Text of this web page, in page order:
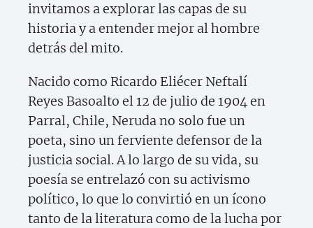
invitamos a explorar las capas de su
historia y a entender mejor al hombre
detrás del mito.
Nacido como Ricardo Eliécer Neftalí
Reyes Basoalto el 12 de julio de 1904 en
Parral, Chile, Neruda no solo fue un
poeta, sino un ferviente defensor de la
justicia social. A lo largo de su vida, su
poesía se entrelazó con su activismo
político, lo que lo convirtió en un ícono
tanto de la literatura como de la lucha por